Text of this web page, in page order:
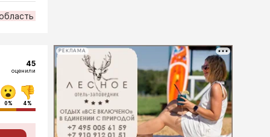
45
оценили
0% 4%
РЕКЛАМА